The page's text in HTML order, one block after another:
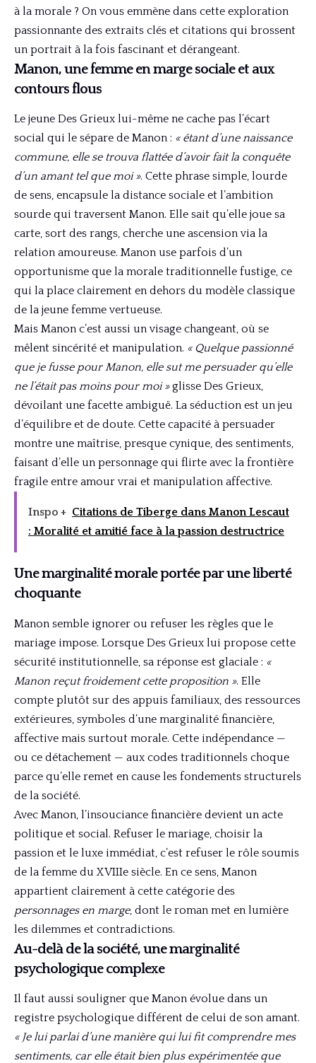
à la morale ? On vous emmène dans cette exploration
passionnante des extraits clés et citations qui brossent
un portrait à la fois fascinant et dérangeant.
Manon, une femme en marge sociale et aux
contours flous
Le jeune Des Grieux lui-même ne cache pas l’écart
social qui le sépare de Manon : « étant d’une naissance
commune, elle se trouva flattée d’avoir fait la conquête
d’un amant tel que moi ». Cette phrase simple, lourde
de sens, encapsule la distance sociale et l’ambition
sourde qui traversent Manon. Elle sait qu’elle joue sa
carte, sort des rangs, cherche une ascension via la
relation amoureuse. Manon use parfois d’un
opportunisme que la morale traditionnelle fustige, ce
qui la place clairement en dehors du modèle classique
de la jeune femme vertueuse.
Mais Manon c’est aussi un visage changeant, où se
mêlent sincérité et manipulation. « Quelque passionné
que je fusse pour Manon, elle sut me persuader qu’elle
ne l’était pas moins pour moi »glisse Des Grieux,
dévoilant une facette ambiguë. La séduction est un jeu
d’équilibre et de doute. Cette capacité à persuader
montre une maîtrise, presque cynique, des sentiments,
faisant d’elle un personnage qui flirte avec la frontière
fragile entre amour vrai et manipulation affective.
Inspo + Citations de Tiberge dans Manon Lescaut
: Moralité et amitié face à la passion destructrice
Une marginalité morale portée par une liberté
choquante
Manon semble ignorer ou refuser les règles que le
mariage impose. Lorsque Des Grieux lui propose cette
sécurité institutionnelle, sa réponse est glaciale : «
Manon reçut froidement cette proposition ». Elle
compte plutôt sur des appuis familiaux, des ressources
extérieures, symboles d’une marginalité financière,
affective mais surtout morale. Cette indépendance —
ou ce détachement — aux codes traditionnels choque
parce qu’elle remet en cause les fondements structurels
de la société.
Avec Manon, l’insouciance financière devient un acte
politique et social. Refuser le mariage, choisir la
passion et le luxe immédiat, c’est refuser le rôle soumis
de la femme du XVIIIe siècle. En ce sens, Manon
appartient clairement à cette catégorie des
personnages en marge, dont le roman met en lumière
les dilemmes et contradictions.
Au-delà de la société, une marginalité
psychologique complexe
Il faut aussi souligner que Manon évolue dans un
registre psychologique différent de celui de son amant.
« Je lui parlai d’une manière qui lui fit comprendre mes
sentiments, car elle était bien plus expérimentée que